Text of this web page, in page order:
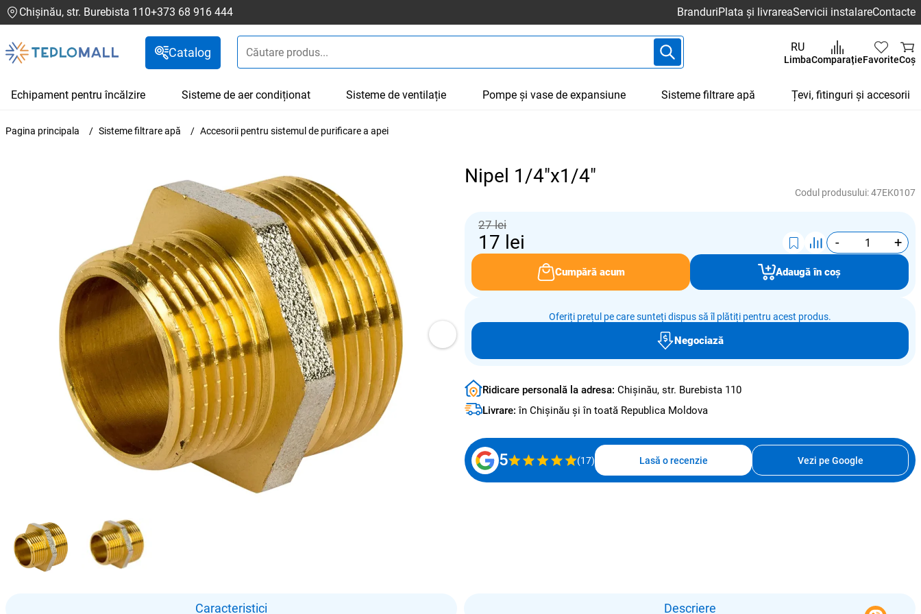
Chișinău, str. Burebista 110+373 68 916 444 BranduriPlata și livrareaServicii instalareContacte
Catalog RU
LimbaComparațieFavoriteCoș
Echipament pentru încălzire Sisteme de aer condiționat Sisteme de ventilație Pompe și vase de expansiune Sisteme filtrare apă Țevi, fitinguri și accesorii
Pagina principala Sisteme filtrare apă Accesorii pentru sistemul de purificare a apei
Nipel 1/4"x1/4"
Codul produsului:47EK0107
27 lei
17 lei - +
Cumpără acum Adaugă în coș
Oferiți prețul pe care sunteți dispus să îl plătiți pentru acest produs.
Negociază
Ridicare personală la adresa: Chișinău, str. Burebista 110
Livrare:în Chișinău și în toată Republica Moldova
5 (17) Lasă o recenzie Vezi pe Google
Caracteristici Descriere